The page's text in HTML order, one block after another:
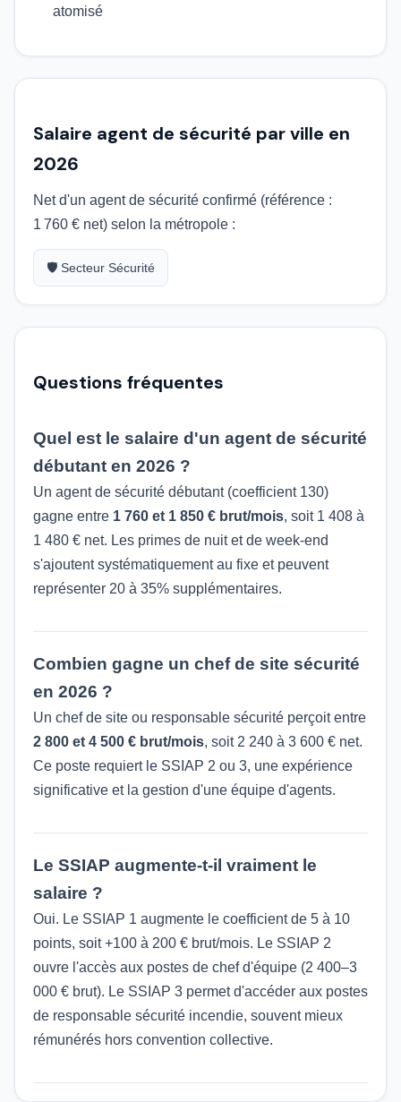
atomisé
Salaire agent de sécurité par ville en
2026
Net d'un agent de sécurité confirmé (référence :
1 760 € net) selon la métropole :
🛡️ Secteur Sécurité
Questions fréquentes
Quel est le salaire d'un agent de sécurité
débutant en 2026 ?
Un agent de sécurité débutant (coefficient 130)
gagne entre 1 760 et 1 850 € brut/mois, soit 1 408 à
1 480 € net. Les primes de nuit et de week-end
s'ajoutent systématiquement au fixe et peuvent
représenter 20 à 35% supplémentaires.
Combien gagne un chef de site sécurité
en 2026 ?
Un chef de site ou responsable sécurité perçoit entre
2 800 et 4 500 € brut/mois, soit 2 240 à 3 600 € net.
Ce poste requiert le SSIAP 2 ou 3, une expérience
significative et la gestion d'une équipe d'agents.
Le SSIAP augmente-t-il vraiment le
salaire ?
Oui. Le SSIAP 1 augmente le coefficient de 5 à 10
points, soit +100 à 200 € brut/mois. Le SSIAP 2
ouvre l'accès aux postes de chef d'équipe (2 400–3
000 € brut). Le SSIAP 3 permet d'accéder aux postes
de responsable sécurité incendie, souvent mieux
rémunérés hors convention collective.